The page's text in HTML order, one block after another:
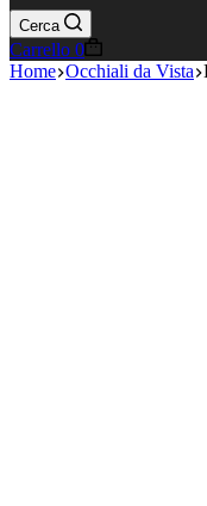
Cerca
Carrello 0
Home Occhiali da Vista